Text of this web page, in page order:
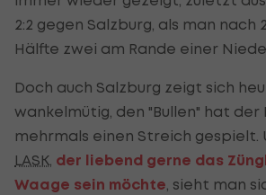
2:2 gegen Salzburg, als man nach
Hälfte zwei am Rande einer
Doch auch Salzburg zeigt sich
wankelmütig, den "Bullen" hat der
mehrmals einen Streich gespielt.
LASK der liebend gerne das
Waage sein möchte , sieht man